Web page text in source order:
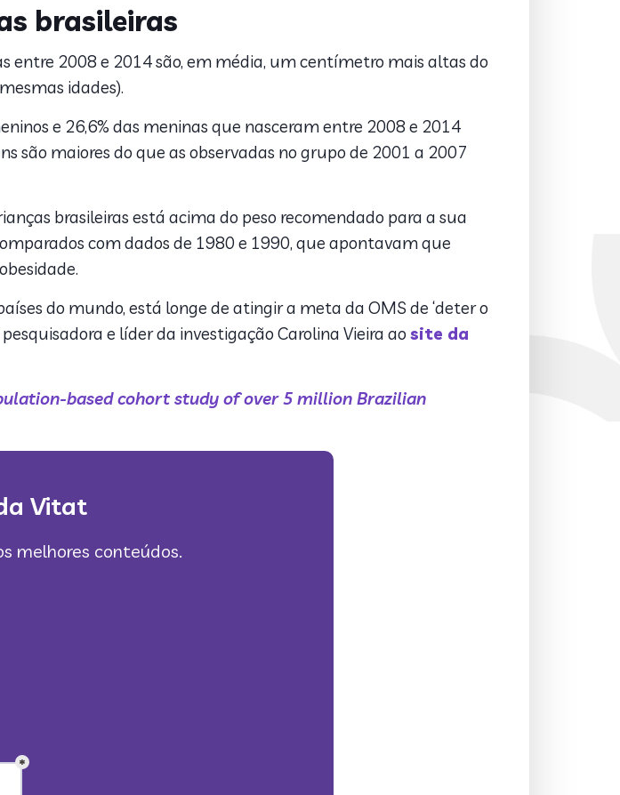
brasileiras
entre 2008 e 2014 são, em média, um centímetro mais altas do
idades).
e 26,6% das meninas que nasceram entre 2008 e 2014
são maiores do que as observadas no grupo de 2001 a 2007
brasileiras está acima do peso recomendado para a sua
com dados de 1980 e 1990, que apontavam que
do mundo, está longe de atingir a meta da OMS de ‘deter o
e líder da investigação Carolina Vieira ao site da
based cohort study of over 5 million Brazilian